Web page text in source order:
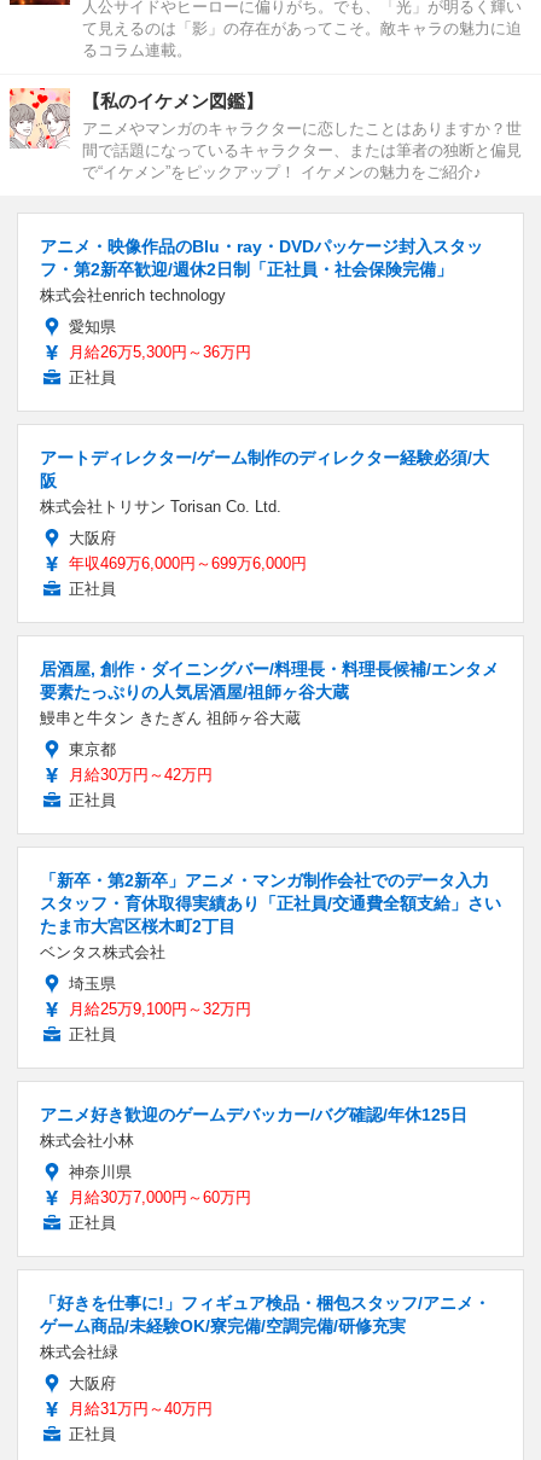
人公サイドやヒーローに偏りがち。でも、「光」が明るく輝い
て見えるのは「影」の存在があってこそ。敵キャラの魅力に迫
るコラム連載。
【私のイケメン図鑑】
アニメやマンガのキャラクターに恋したことはありますか？世
間で話題になっているキャラクター、または筆者の独断と偏見
で“イケメン”をピックアップ！ イケメンの魅力をご紹介♪
アニメ・映像作品のBlu・ray・DVDパッケージ封入スタッ
フ・第2新卒歓迎/週休2日制「正社員・社会保険完備」
株式会社enrich technology
愛知県
月給26万5,300円～36万円
正社員
アートディレクター/ゲーム制作のディレクター経験必須/大
阪
株式会社トリサン Torisan Co. Ltd.
大阪府
年収469万6,000円～699万6,000円
正社員
居酒屋, 創作・ダイニングバー/料理長・料理長候補/エンタメ
要素たっぷりの人気居酒屋/祖師ヶ谷大蔵
鰻串と牛タン きたぎん 祖師ヶ谷大蔵
東京都
月給30万円～42万円
正社員
「新卒・第2新卒」アニメ・マンガ制作会社でのデータ入力
スタッフ・育休取得実績あり「正社員/交通費全額支給」さい
たま市大宮区桜木町2丁目
ベンタス株式会社
埼玉県
月給25万9,100円～32万円
正社員
アニメ好き歓迎のゲームデバッカー/バグ確認/年休125日
株式会社小林
神奈川県
月給30万7,000円～60万円
正社員
「好きを仕事に!」フィギュア検品・梱包スタッフ/アニメ・
ゲーム商品/未経験OK/寮完備/空調完備/研修充実
株式会社緑
大阪府
月給31万円～40万円
正社員